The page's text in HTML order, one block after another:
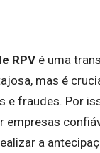
RPV é uma
mas é
e fraudes. Por
empresas
a